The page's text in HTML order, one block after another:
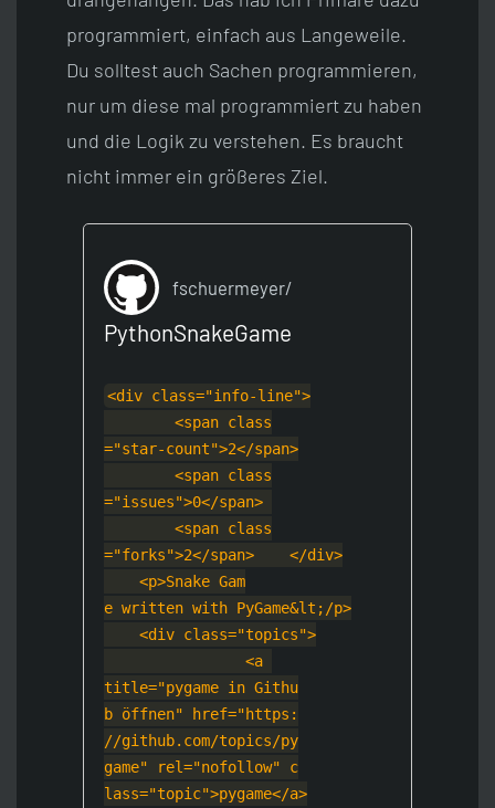
programmiert, einfach aus Langeweile.
Du solltest auch Sachen programmieren,
nur um diese mal programmiert zu haben
und die Logik zu verstehen. Es braucht
nicht immer ein größeres Ziel.
fschuermeyer/
PythonSnakeGame
<div class="info-line">
        <span class
="star-count">2</span>
        <span class
="issues">0</span>
        <span class
="forks">2</span>
    </div>
    <p>Snake Gam
e written with PyGame&lt;/p>
    <div class="top
ics">
                <a
title="pygame in Githu
b öffnen" href="https:
//github.com/topics/py
game" rel="nofollow" c
lass="topic">pygame</a>